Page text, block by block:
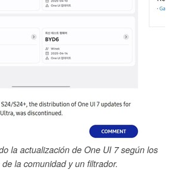
la actualización de One UI 7 según los
la comunidad y un filtrador.